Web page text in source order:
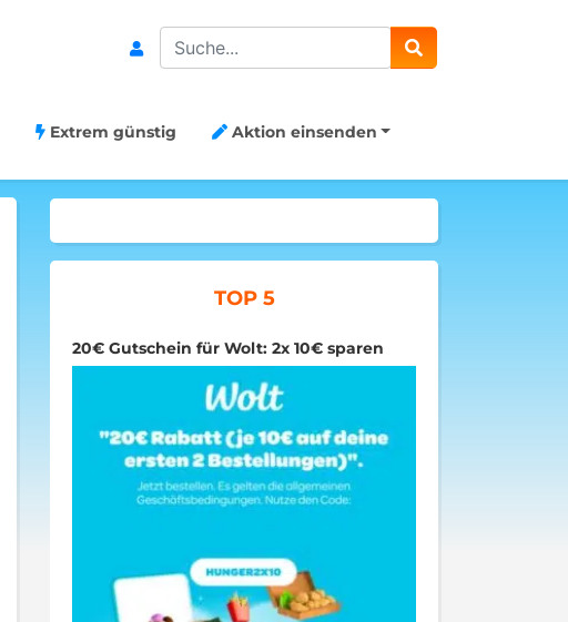
Search
Extrem günstig Aktion einsenden
TOP 5
20€ Gutschein für Wolt: 2x 10€ sparen